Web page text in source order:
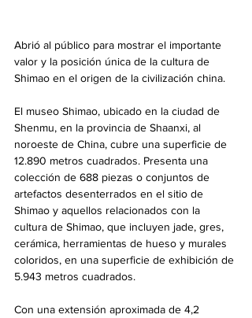
Abrió al público para mostrar el importante
valor y la posición única de la cultura de
Shimao en el origen de la civilización china.
El museo Shimao, ubicado en la ciudad de
Shenmu, en la provincia de Shaanxi, al
noroeste de China, cubre una superficie de
12.890 metros cuadrados. Presenta una
colección de 688 piezas o conjuntos de
artefactos desenterrados en el sitio de
Shimao y aquellos relacionados con la
cultura de Shimao, que incluyen jade, gres,
cerámica, herramientas de hueso y murales
coloridos, en una superficie de exhibición de
5.943 metros cuadrados.
Con una extensión aproximada de 4,2